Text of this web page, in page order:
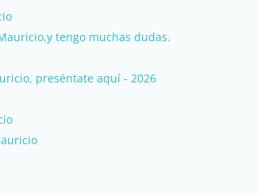
tengo muchas dudas.
preséntate aquí - 2026